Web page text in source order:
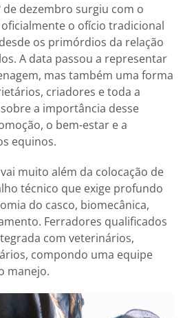
de dezembro surgiu com o
o ofício tradicional
os primórdios da relação
A data passou a representar
mas também uma forma
criadores e toda a
a importância desse
o bem-estar e a
equinos.
muito além da colocação de
técnico que exige profundo
do casco, biomecânica,
Ferradores qualificados
com veterinários,
compondo uma equipe
manejo.